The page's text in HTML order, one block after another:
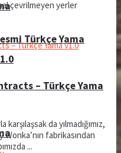
– Türkçe Yama
Türkçe Yama
çevrilmeyen yerler
da yılmadığımız,
fabrikasından
...